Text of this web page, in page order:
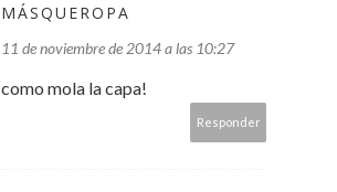
MÁSQUEROPA
11 de noviembre de 2014 a las 10:27
como mola la capa!
Responder